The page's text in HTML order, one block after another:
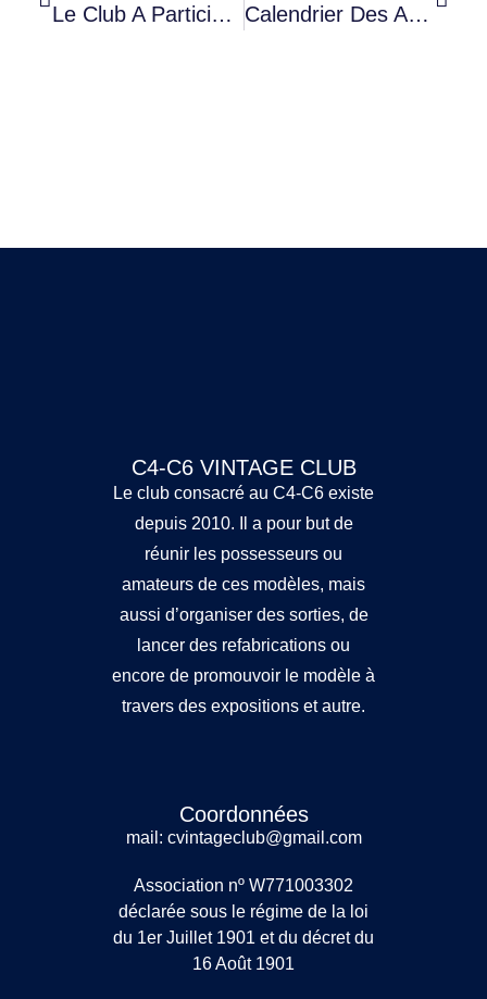
Le Club A Participé Au Salon Auto Moto Rétro De Rouen Calendrier Des Activitées Pour 2023
C4-C6 VINTAGE CLUB
Le club consacré au C4-C6 existe
depuis 2010. Il a pour but de
réunir les possesseurs ou
amateurs de ces modèles, mais
aussi d’organiser des sorties, de
lancer des refabrications ou
encore de promouvoir le modèle à
travers des expositions et autre.
Coordonnées
mail: cvintageclub@gmail.com
Association nº W771003302
déclarée sous le régime de la loi
du 1er Juillet 1901 et du décret du
16 Août 1901